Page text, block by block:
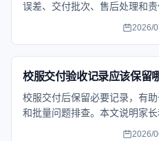
误差、交付批次、售后处理和
被忽略的质量条款，帮助学校
2026/
校服交付验收记录应该保留
校服交付后保留必要记录，有
和批量问题排查。本文说明家
助把主观感受转化为可核对事
2026/